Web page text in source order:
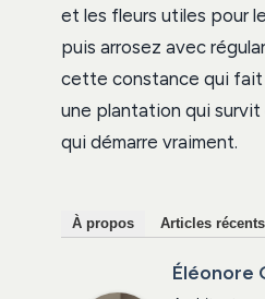
et les fleurs utiles pour
puis arrosez avec
cette constance qui
une plantation qui
qui démarre vraiment.
À propos Articles récents
Éléonore